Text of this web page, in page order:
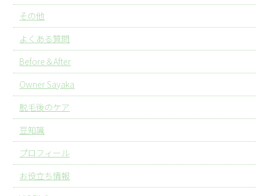
その他
よくある質問
Before＆After
Owner Sayaka
脱毛後のケア
豆知識
プロフィール
お役立ち情報